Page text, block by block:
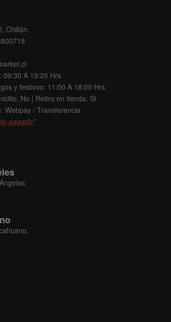
Chillán.
09:30 A 19:20 Hrs
y festivos: 11:00 A 18:00 Hrs
No | Retiro en tienda: Si
Webpay / Transferencia
pagado*